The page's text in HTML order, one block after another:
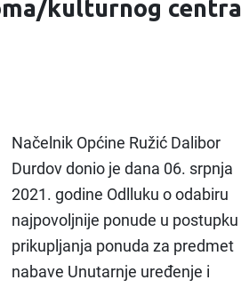
kulturnog centra
Načelnik Općine Ružić Dalibor
Durdov donio je dana 06. srpnja
2021. godine Odlluku o odabiru
najpovoljnije ponude u postupku
prikupljanja ponuda za predmet
nabave Unutarnje uređenje i